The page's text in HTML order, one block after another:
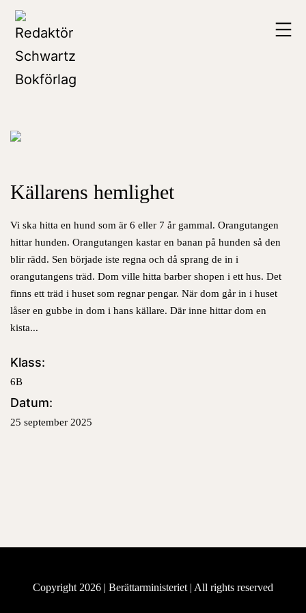
Hoppa
innehåll
Redaktör
Schwartz
Bokförlag
Källarens hemlighet
Vi ska hitta en hund som är 6 eller 7 år gammal. Orangutangen
hittar hunden. Orangutangen kastar en banan på hunden så den
blir rädd. Sen började iste regna och då sprang de in i
orangutangens träd. Dom ville hitta barber shopen i ett hus. Det
finns ett träd i huset som regnar pengar. När dom går in i huset
låser en gubbe in dom i hans källare. Där inne hittar dom en
kista...
Klass:
6B
Datum:
25 september 2025
Copyright 2026 | Berättarministeriet | All rights reserved